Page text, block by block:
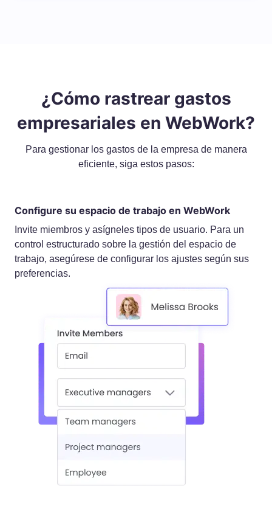
¿Cómo rastrear gastos
empresariales en WebWork?
Para gestionar los gastos de la empresa de manera
eficiente, siga estos pasos:
Configure su espacio de trabajo en WebWork
Invite miembros y asígneles tipos de usuario. Para un
control estructurado sobre la gestión del espacio de
trabajo, asegúrese de configurar los ajustes según sus
preferencias.